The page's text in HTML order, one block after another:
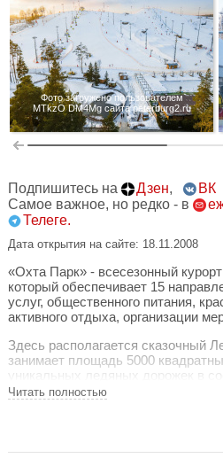
Фото загружено пользователем
MTkzO DM4Mg сайта peterburg2.ru
Подпишитесь на Дзен, ВК
Самое важное, но редко - в
Телеге.
Дата открытия на сайте: 18.11.2008
«Охта Парк» - всесезонный
который обеспечивает 15
услуг, общественного питания,
активного отдыха, организации
Здесь располагается сказочный
занимает площадь 5000
уникальных ледяных дорожек в
клуб Ohtateam с развитой
Читать полностью